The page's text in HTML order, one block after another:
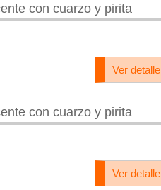
con cuarzo y pirita
Ver detalle
con cuarzo y pirita
Ver detalle